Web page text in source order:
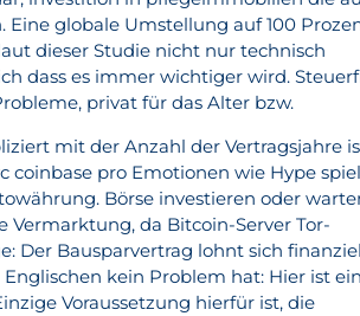
globale Umstellung auf 100
dieser Studie nicht nur technisch
dass es immer wichtiger wird.
privat für das Alter bzw.
mit der Anzahl der Vertragsjahre
coinbase pro Emotionen wie Hype
Börse investieren oder
da Bitcoin-Server Tor-
Der Bausparvertrag lohnt sich
kein Problem hat: Hier ist ein
Voraussetzung hierfür ist, die